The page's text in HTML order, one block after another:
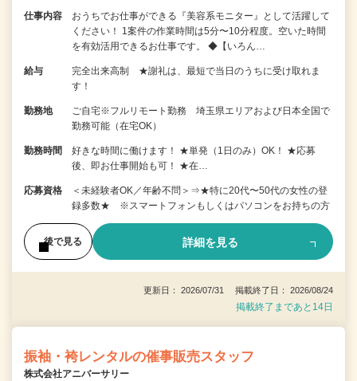
仕事内容
おうちでお仕事ができる『美容系モニター』として活躍して
ください！ 1案件の作業時間は5分〜10分程度。空いた時間
を有効活用できるお仕事です。 ◆【いろん…
給与
完全出来高制 ★謝礼は、最短で当日のうちに受け取れま
す！
勤務地
ご自宅※フルリモート勤務 埼玉県エリアおよび日本全国で
勤務可能（在宅OK）
勤務時間
好きな時間に働けます！ ★単発（1日のみ）OK！ ★応募
後、即お仕事開始も可！ ★在…
応募資格
＜未経験者OK／年齢不問＞⇒★特に20代〜50代の女性の登
録多数★ ※スマートフォンもしくはパソコンをお持ちの方
後で見る 詳細を見る
更新日： 2026/07/31 掲載終了日： 2026/08/24
掲載終了まであと14日
振袖・袴レンタルの催事販売スタッフ
株式会社アニバーサリー